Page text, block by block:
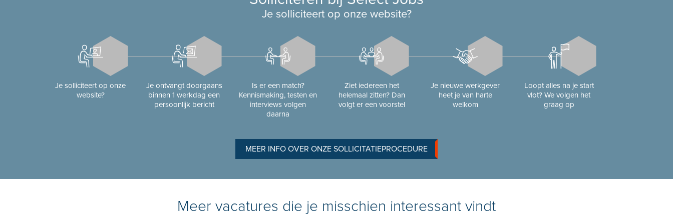
Je solliciteert op onze website?
Je solliciteert op onze
website?
Je ontvangt doorgaans
binnen 1 werkdag een
persoonlijk bericht
Is er een match?
Kennismaking, testen en
interviews volgen
daarna
Ziet iedereen het
helemaal zitten? Dan
volgt er een voorstel
Je nieuwe werkgever
heet je van harte
welkom
Loopt alles na je start
vlot? We volgen het
graag op
MEER INFO OVER ONZE SOLLICITATIEPROCEDURE
Meer vacatures die je misschien interessant vindt